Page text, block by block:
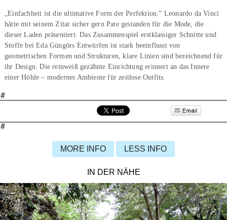
„Einfachheit ist die ultimative Form der Perfektion.“ Leonardo da Vinci
hätte mit seinem Zitat sicher gern Pate gestanden für die Mode, die
dieser Laden präsentiert. Das Zusammenspiel erstklassiger Schnitte und
Stoffe bei Eda Güngörs Entwürfen ist stark beeinflusst von
geometrischen Formen und Strukturen, klare Linien sind bezeichnend für
ihr Design. Die reinweiß gezähnte Einrichtung erinnert an das Innere
einer Höhle – modernes Ambiente für zeitlose Outfits.
#
#
MORE INFO LESS INFO
IN DER NÄHE